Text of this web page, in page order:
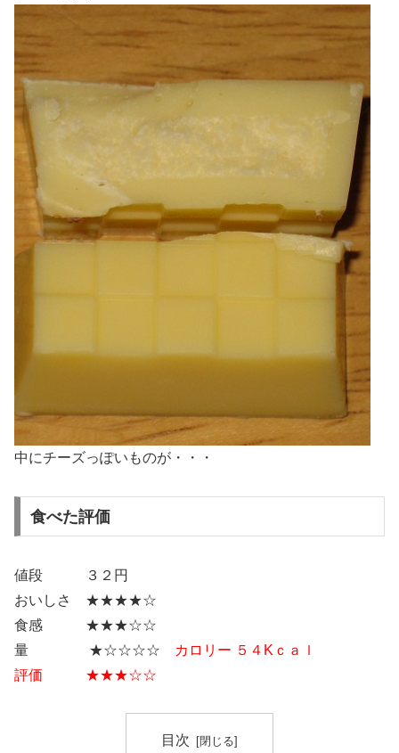
中にチーズっぽいものが・・・
食べた評価
値段 ３２円
おいしさ ★★★★☆
食感 ★★★☆☆
量 ★☆☆☆☆
カロリー ５４Kｃａｌ
評価 ★★★☆☆
目次